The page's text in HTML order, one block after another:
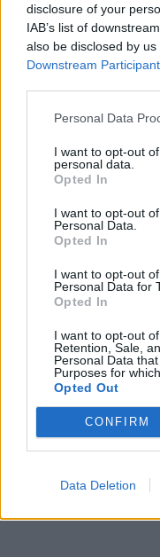
disclosure of your
IAB’s list of
also be disclosed by
Downstream
Personal Data
I want to opt-out
personal data.
Opted In
I want to opt-out
Personal Data.
Opted In
I want to opt-out
Personal Data for
Opted In
I want to opt-out
Retention, Sale,
Personal Data
Purposes for
Opted Out
CONFIRM
Data Deletion
ΥΠΗΡΕΣΊΕΣ ΥΓΕΊΑΣ
Το Τμήμα Χημείας
απολυμαντικό
ΥΠΗΡΕΣΊΕΣ ΥΓΕΊΑΣ
σημαντικότερη